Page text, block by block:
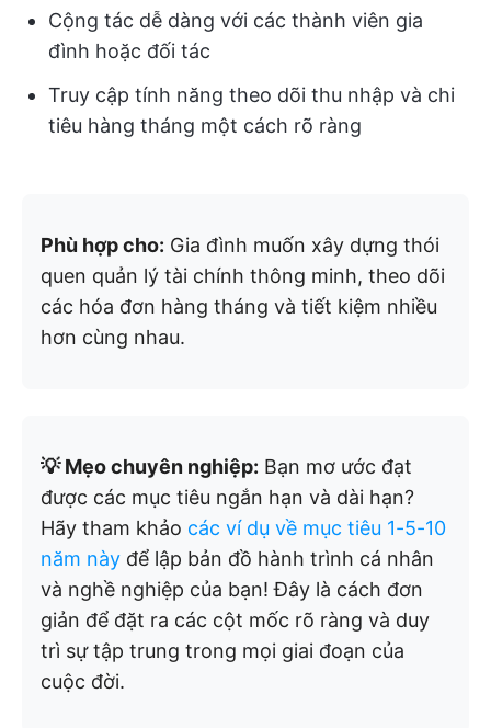
Cộng tác dễ dàng với các thành viên gia
đình hoặc đối tác
Truy cập tính năng theo dõi thu nhập và chi
tiêu hàng tháng một cách rõ ràng
Phù hợp cho: Gia đình muốn xây dựng thói
quen quản lý tài chính thông minh, theo dõi
các hóa đơn hàng tháng và tiết kiệm nhiều
hơn cùng nhau.
💡 Mẹo chuyên nghiệp: Bạn mơ ước đạt
được các mục tiêu ngắn hạn và dài hạn?
Hãy tham khảo các ví dụ về mục tiêu 1-5-10
năm này để lập bản đồ hành trình cá nhân
và nghề nghiệp của bạn! Đây là cách đơn
giản để đặt ra các cột mốc rõ ràng và duy
trì sự tập trung trong mọi giai đoạn của
cuộc đời.